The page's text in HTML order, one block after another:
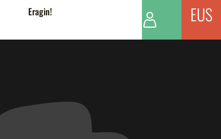
Eragin! EUS